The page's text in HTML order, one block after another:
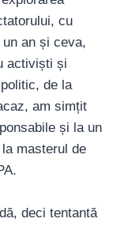
cu
un an și ceva,
activiști și
de la
am simțit
și la un
masterul de
deci tentantă